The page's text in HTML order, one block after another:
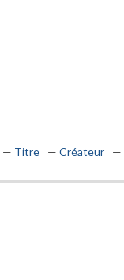
Titre Créateur